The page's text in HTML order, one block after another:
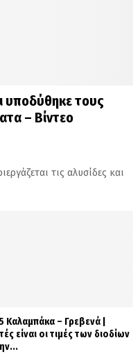
υποδύθηκε τους
– Βίντεο
τις αλυσίδες και
Καλαμπάκα – Γρεβενά |
είναι οι τιμές των διοδίων